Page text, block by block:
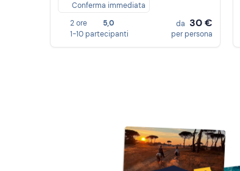
Conferma immediata
2 ore
5,0
1-10 partecipanti
da 30 €
per persona